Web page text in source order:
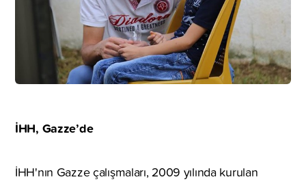
İHH, Gazze’de
İHH'nın Gazze çalışmaları, 2009 yılında kurulan